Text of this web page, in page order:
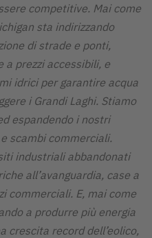
competitive. Mai come
sta indirizzando
di strade e ponti,
a prezzi accessibili, e
idrici per garantire acqua
i Grandi Laghi. Stiamo
espandendo i nostri
scambi commerciali.
industriali abbandonati
all’avanguardia, case a
commerciali. E, mai come
a produrre più energia
crescita record dell’eolico,